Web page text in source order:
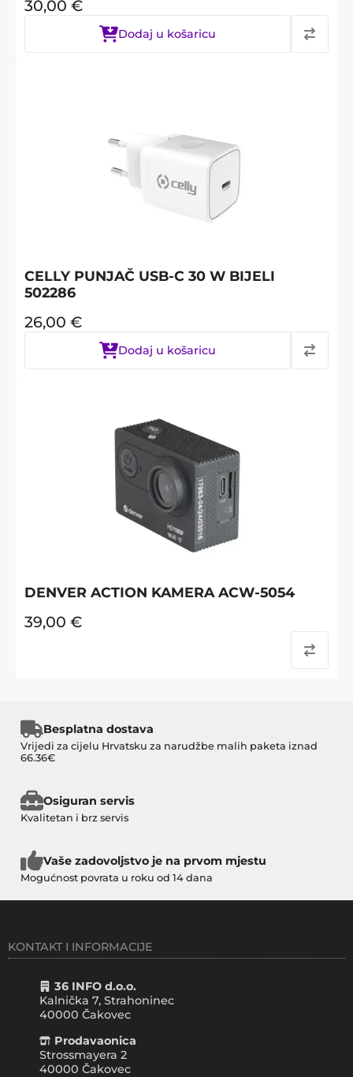
30,00 €
Dodaj u košaricu
CELLY PUNJAČ USB-C 30 W BIJELI
502286
26,00 €
Dodaj u košaricu
DENVER ACTION KAMERA ACW-5054
39,00 €
Besplatna dostava
Vrijedi za cijelu Hrvatsku za narudžbe malih paketa iznad
66.36€
Osiguran servis
Kvalitetan i brz servis
Vaše zadovoljstvo je na prvom mjestu
Mogućnost povrata u roku od 14 dana
KONTAKT I INFORMACIJE
36 INFO d.o.o.
Kalnička 7, Strahoninec
40000 Čakovec
Prodavaonica
Strossmayera 2
40000 Čakovec